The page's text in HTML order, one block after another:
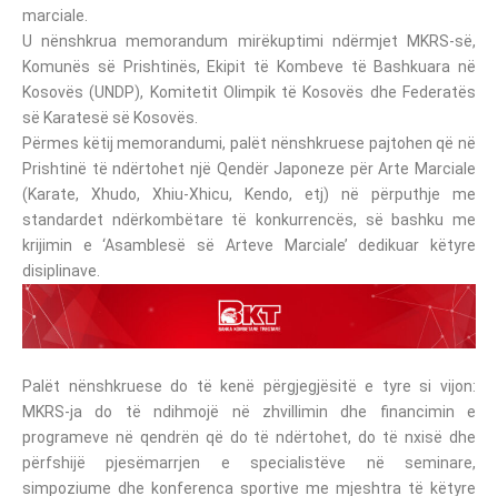
marciale.
U nënshkrua memorandum mirëkuptimi ndërmjet MKRS-së,
Komunës së Prishtinës, Ekipit të Kombeve të Bashkuara në
Kosovës (UNDP), Komitetit Olimpik të Kosovës dhe Federatës
së Karatesë së Kosovës.
Përmes këtij memorandumi, palët nënshkruese pajtohen që në
Prishtinë të ndërtohet një Qendër Japoneze për Arte Marciale
(Karate, Xhudo, Xhiu-Xhicu, Kendo, etj) në përputhje me
standardet ndërkombëtare të konkurrencës, së bashku me
krijimin e ‘Asamblesë së Arteve Marciale’ dedikuar këtyre
disiplinave.
Palët nënshkruese do të kenë përgjegjësitë e tyre si vijon:
MKRS-ja do të ndihmojë në zhvillimin dhe financimin e
programeve në qendrën që do të ndërtohet, do të nxisë dhe
përfshijë pjesëmarrjen e specialistëve në seminare,
simpoziume dhe konferenca sportive me mjeshtra të këtyre